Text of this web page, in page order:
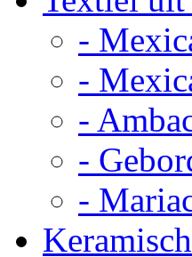
-
-
-
-
-